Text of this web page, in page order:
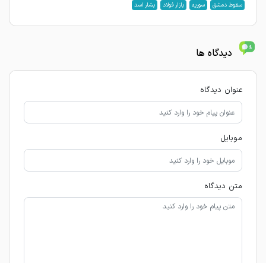
سقوط دمشق سوریه بازار فولاد بشار اسد
دیدگاه ها
عنوان دیدگاه
موبایل
متن دیدگاه